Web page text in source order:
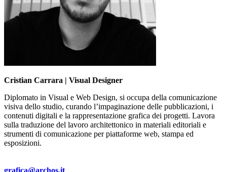
Cristian Carrara | Visual Designer
Diplomato in Visual e Web Design, si occupa della comunicazione
visiva dello studio, curando l’impaginazione delle pubblicazioni, i
contenuti digitali e la rappresentazione grafica dei progetti. Lavora
sulla traduzione del lavoro architettonico in materiali editoriali e
strumenti di comunicazione per piattaforme web, stampa ed
esposizioni.
grafica@archos.it